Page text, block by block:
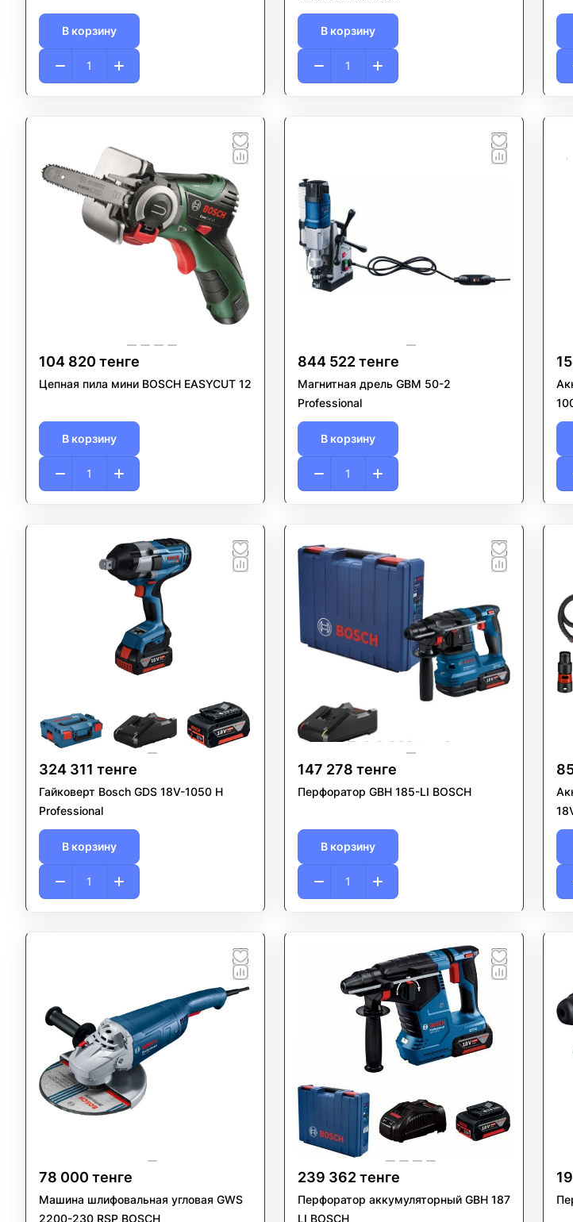
В корзину В корзину
104 820 тенге
Цепная пила мини BOSCH EASYCUT 12
В корзину
844 522 тенге
Магнитная дрель GBM 50-2
Professional
В корзину
324 311 тенге
Гайковерт Bosch GDS 18V-1050 H
Professional
В корзину
147 278 тенге
Перфоратор GBH 185-LI BOSCH
В корзину
78 000 тенге
Машина шлифовальная угловая GWS
2200-230 RSP BOSCH
239 362 тенге
Перфоратор аккумуляторный GBH 187
LI BOSCH